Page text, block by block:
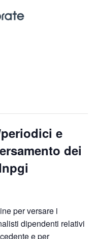
e
dei
per versare i
dipendenti relativi
e per